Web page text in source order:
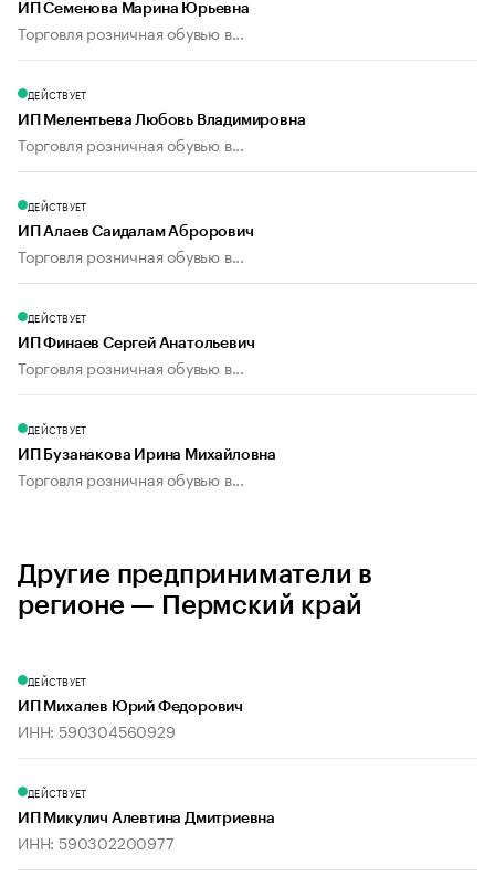
ИП Семенова Марина Юрьевна
Торговля розничная обувью в...
ДЕЙСТВУЕТ
ИП Мелентьева Любовь Владимировна
Торговля розничная обувью в...
ДЕЙСТВУЕТ
ИП Алаев Саидалам Аброрович
Торговля розничная обувью в...
ДЕЙСТВУЕТ
ИП Финаев Сергей Анатольевич
Торговля розничная обувью в...
ДЕЙСТВУЕТ
ИП Бузанакова Ирина Михайловна
Торговля розничная обувью в...
Другие предприниматели в
регионе — Пермский край
ДЕЙСТВУЕТ
ИП Михалев Юрий Федорович
ИНН: 590304560929
ДЕЙСТВУЕТ
ИП Микулич Алевтина Дмитриевна
ИНН: 590302200977